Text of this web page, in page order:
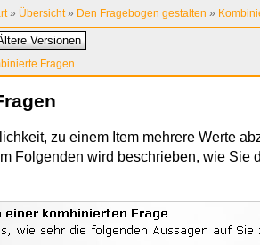
» Übersicht» Den Fragebogen gestalten »
Versionen
Fragen
zu einem Item mehrere Werte
Folgenden wird beschrieben, wie Sie